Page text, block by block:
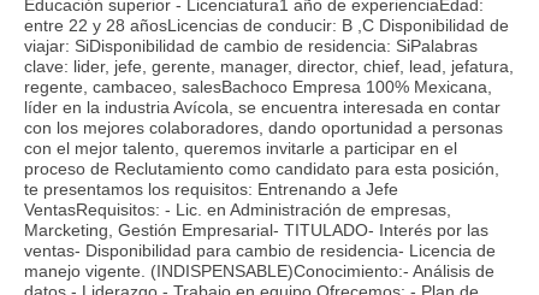
Educación superior - Licenciatura1 año de experienciaEdad:
entre 22 y 28 añosLicencias de conducir: B ,C Disponibilidad de
viajar: SiDisponibilidad de cambio de residencia: SiPalabras
clave: lider, jefe, gerente, manager, director, chief, lead, jefatura,
regente, cambaceo, salesBachoco Empresa 100% Mexicana,
líder en la industria Avícola, se encuentra interesada en contar
con los mejores colaboradores, dando oportunidad a personas
con el mejor talento, queremos invitarle a participar en el
proceso de Reclutamiento como candidato para esta posición,
te presentamos los requisitos: Entrenando a Jefe
VentasRequisitos: - Lic. en Administración de empresas,
Marcketing, Gestión Empresarial- TITULADO- Interés por las
ventas- Disponibilidad para cambio de residencia- Licencia de
manejo vigente. (INDISPENSABLE)Conocimiento:- Análisis de
datos.- Liderazgo.- Trabajo en equipo.Ofrecemos: - Plan de